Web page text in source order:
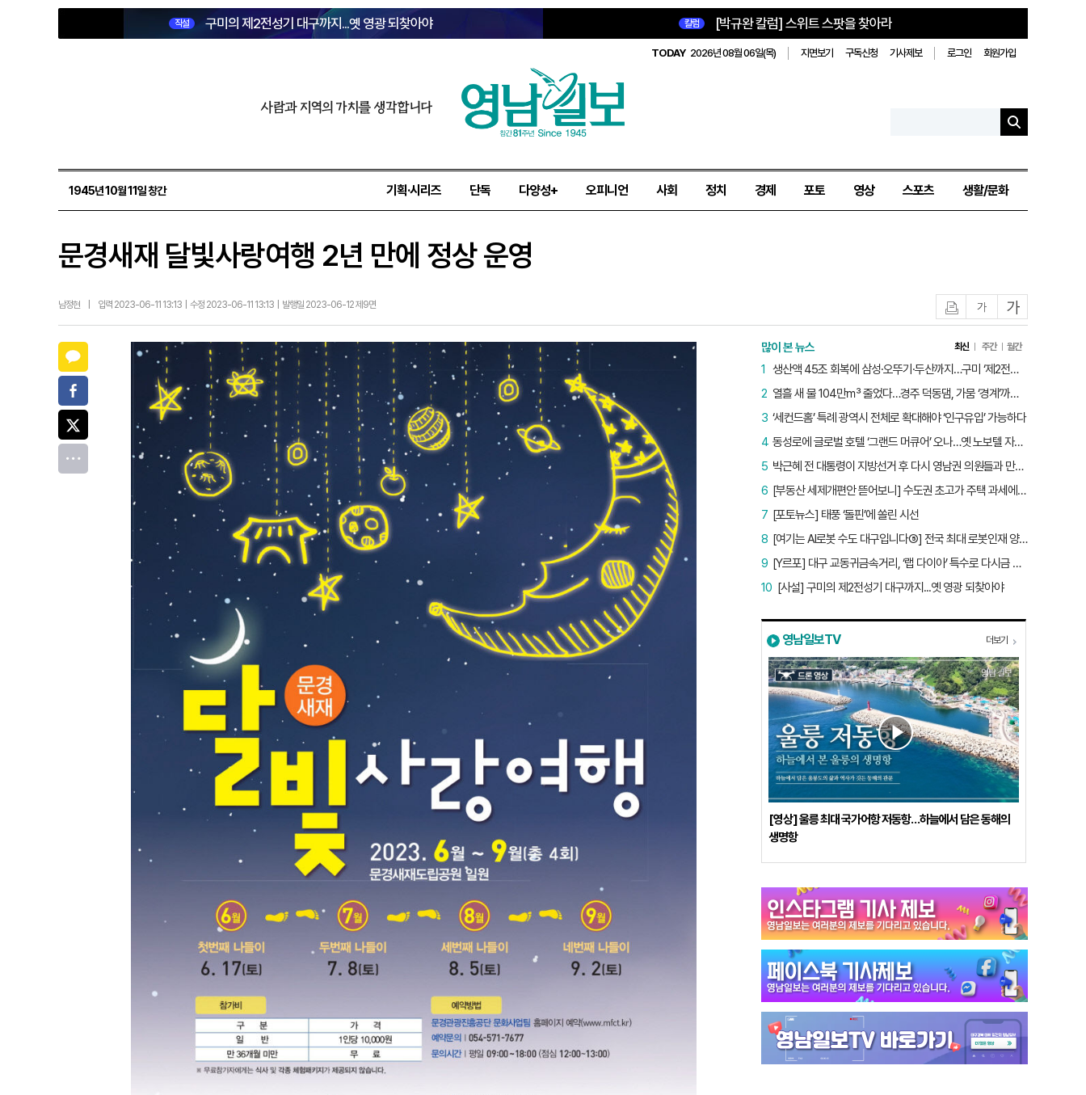
직설 구미의 제2전성기 대구까지...옛 영광 되찾아야 칼럼 [박규완 칼럼] 스위트 스팟을 찾아라
TODAY 2026년 08월 06일(목) 지면보기 구독신청 기사제보 로그인 회원가입
사람과 지역의 가치를 생각합니다
1945년 10월 11일 창간 기획·시리즈 단독 다양성+ 오피니언 사회 정치 경제 포토 영상 스포츠 생활/문화
문경새재 달빛사랑여행 2년 만에 정상 운영
남정현 입력 2023-06-11 13:13 | 수정 2023-06-11 13:13 | 발행일 2023-06-12 제9면 글자작게글자크게
많이 본 뉴스 최신 주간 월간
생산액 45조 회복에 삼성·오뚜기·두산까지…구미 ‘제2전성기’ 시작됐다
1
열흘 새 물 104만㎥ 줄었다…경주 덕동댐, 가뭄 ‘경계’까지 5.7%p
2
‘세컨드홈’ 특례 광역시 전체로 확대해야 ‘인구유입’ 가능하다
3
동성로에 글로벌 호텔 ‘그랜드 머큐어’ 오나…옛 노보텔 자리 사무실 개설
4
박근혜 전 대통령이 지방선거 후 다시 영남권 의원들과 만난 이유는?
5
[부동산 세제개편안 뜯어보니] 수도권 초고가 주택 과세에만 초점…침체된 지방 부동산 대책은 없다
6
[포토뉴스] 태풍 ‘돌핀’에 쏠린 시선
7
[여기는 AI로봇 수도 대구입니다⑤] 전국 최대 로봇인재 양성소…“대구산업 맞춤형 교육과정 만들자”
8
[Y르포] 대구 교동귀금속거리, ‘랩 다이아’ 특수로 다시금 활기…“반짝 인기 의존 않는 지속 가능 성장 동력 마련해야”
9
[사설] 구미의 제2전성기 대구까지...옛 영광 되찾아야
10
영남일보TV 더보기
[영상] 울릉 최대 국가어항 저동항…하늘에서 담은 동해의
생명항